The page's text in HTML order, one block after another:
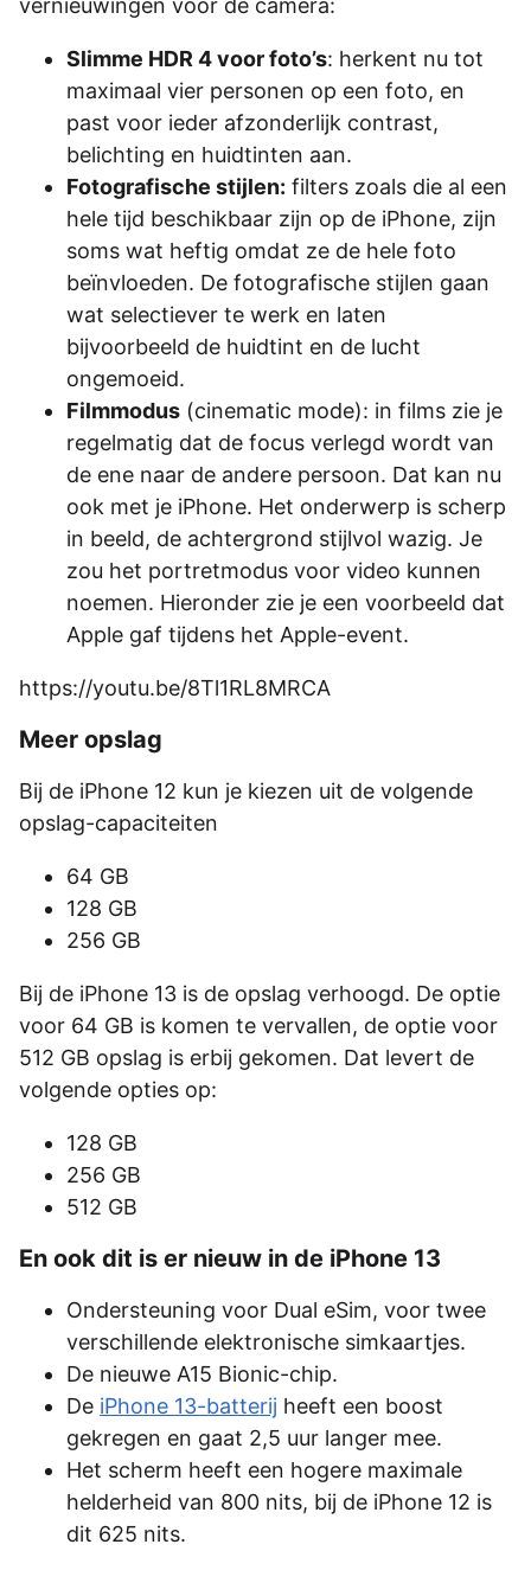
vernieuwingen voor de camera:
Slimme HDR 4 voor foto’s: herkent nu tot
maximaal vier personen op een foto, en
past voor ieder afzonderlijk contrast,
belichting en huidtinten aan.
Fotografische stijlen: filters zoals die al een
hele tijd beschikbaar zijn op de iPhone, zijn
soms wat heftig omdat ze de hele foto
beïnvloeden. De fotografische stijlen gaan
wat selectiever te werk en laten
bijvoorbeeld de huidtint en de lucht
ongemoeid.
Filmmodus (cinematic mode): in films zie je
regelmatig dat de focus verlegd wordt van
de ene naar de andere persoon. Dat kan nu
ook met je iPhone. Het onderwerp is scherp
in beeld, de achtergrond stijlvol wazig. Je
zou het portretmodus voor video kunnen
noemen. Hieronder zie je een voorbeeld dat
Apple gaf tijdens het Apple-event.
https://youtu.be/8Tl1RL8MRCA
Meer opslag
Bij de iPhone 12 kun je kiezen uit de volgende
opslag-capaciteiten
64 GB
128 GB
256 GB
Bij de iPhone 13 is de opslag verhoogd. De optie
voor 64 GB is komen te vervallen, de optie voor
512 GB opslag is erbij gekomen. Dat levert de
volgende opties op:
128 GB
256 GB
512 GB
En ook dit is er nieuw in de iPhone 13
Ondersteuning voor Dual eSim, voor twee
verschillende elektronische simkaartjes.
De nieuwe A15 Bionic-chip.
De iPhone 13-batterij heeft een boost
gekregen en gaat 2,5 uur langer mee.
Het scherm heeft een hogere maximale
helderheid van 800 nits, bij de iPhone 12 is
dit 625 nits.